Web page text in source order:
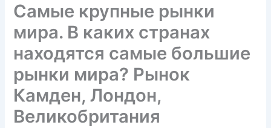
Самые крупные рынки
мира. В каких странах
находятся самые большие
рынки мира? Рынок
Камден, Лондон,
Великобритания